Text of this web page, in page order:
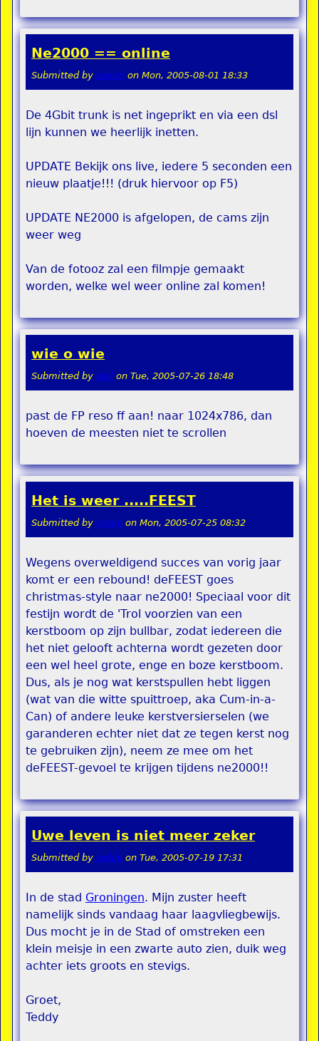
Ne2000 == online
Submitted by pokon on Mon, 2005-08-01 18:33
De 4Gbit trunk is net ingeprikt en via een dsl
lijn kunnen we heerlijk inetten.
UPDATE Bekijk ons live, iedere 5 seconden een
nieuw plaatje!!! (druk hiervoor op F5)
UPDATE NE2000 is afgelopen, de cams zijn
weer weg
Van de fotooz zal een filmpje gemaakt
worden, welke wel weer online zal komen!
wie o wie
Submitted by stel on Tue, 2005-07-26 18:48
past de FP reso ff aan! naar 1024x786, dan
hoeven de meesten niet te scrollen
Het is weer .....FEEST
Submitted by rippie on Mon, 2005-07-25 08:32
Wegens overweldigend succes van vorig jaar
komt er een rebound! deFEEST goes
christmas-style naar ne2000! Speciaal voor dit
festijn wordt de 'Trol voorzien van een
kerstboom op zijn bullbar, zodat iedereen die
het niet gelooft achterna wordt gezeten door
een wel heel grote, enge en boze kerstboom.
Dus, als je nog wat kerstspullen hebt liggen
(wat van die witte spuittroep, aka Cum-in-a-
Can) of andere leuke kerstversierselen (we
garanderen echter niet dat ze tegen kerst nog
te gebruiken zijn), neem ze mee om het
deFEEST-gevoel te krijgen tijdens ne2000!!
Uwe leven is niet meer zeker
Submitted by teddy on Tue, 2005-07-19 17:31
In de stad Groningen. Mijn zuster heeft
namelijk sinds vandaag haar laagvliegbewijs.
Dus mocht je in de Stad of omstreken een
klein meisje in een zwarte auto zien, duik weg
achter iets groots en stevigs.
Groet,
Teddy